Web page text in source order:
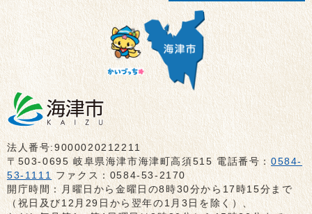
法人番号:9000020212211
〒503-0695 岐阜県海津市海津町高須515 電話番号：0584-
53-1111 ファクス：0584-53-2170
開庁時間：月曜日から金曜日の8時30分から17時15分まで
（祝日及び12月29日から翌年の1月3日を除く）、